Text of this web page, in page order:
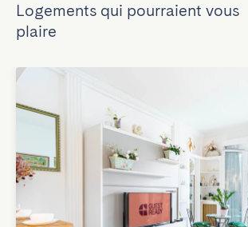
Logements qui pourraient vous
plaire